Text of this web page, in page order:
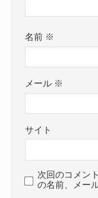
名前 ※
メール ※
サイト
次回のコメン
の名前、メー